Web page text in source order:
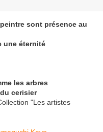
sont présence au
une éternité
les arbres
cerisier
"Les artistes